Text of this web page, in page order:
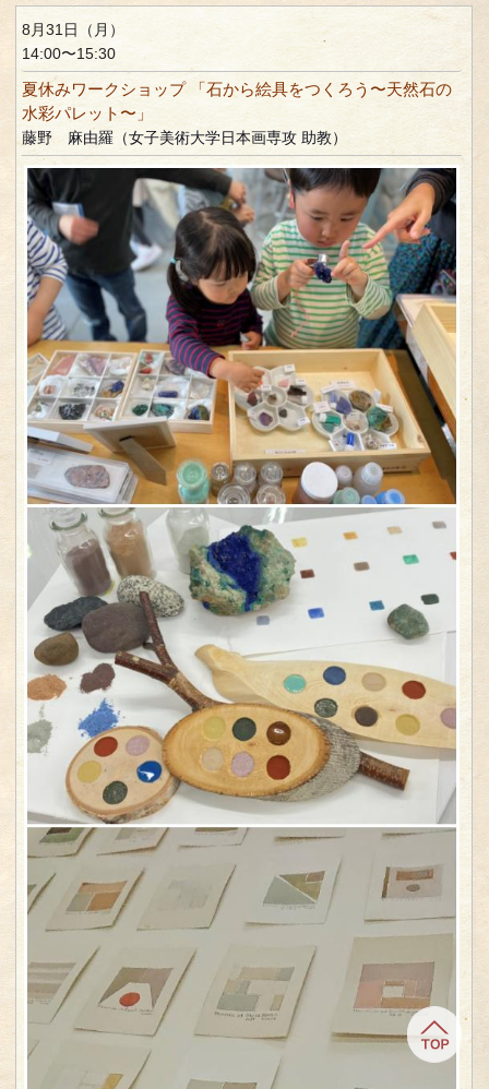
8月31日（月）
14:00〜15:30
夏休みワークショップ 「石から絵具をつくろう〜天然石の
水彩パレット〜」
藤野 麻由羅（女子美術大学日本画専攻 助教）